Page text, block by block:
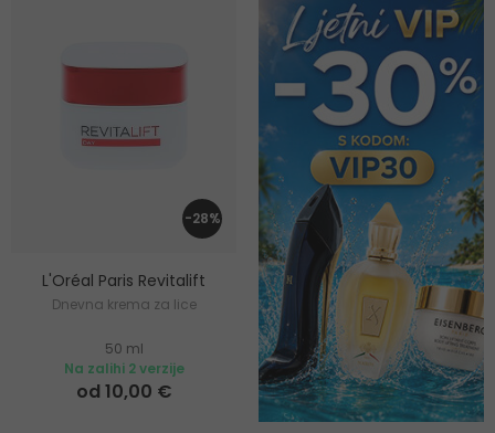
-28%
L'Oréal Paris Revitalift
Dnevna krema za lice
50 ml
Na zalihi 2 verzije
od 10,00 €